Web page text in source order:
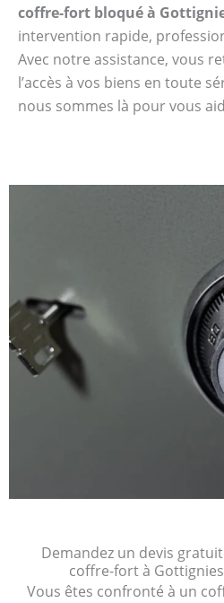
coffre-fort bloqué à
intervention rapide,
Avec notre assistance, vous
l’accès à vos biens en toute
nous sommes là pour vous
Demandez un devis
coffre-fort à
Vous êtes confronté à un